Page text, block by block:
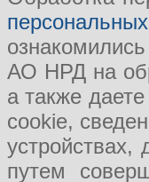
АО НРД на
а также
cookie,
путем